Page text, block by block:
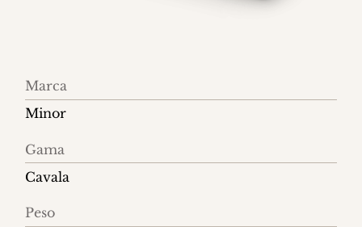
Informações
do
Marca
Minor
Gama
Cavala
Peso